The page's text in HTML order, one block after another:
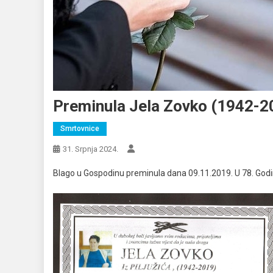
Preminula Jela Zovko (1942-
Smrtovnice
31. Srpnja 2024.
Blago u Gospodinu preminula dana 09.11.2019. U 78.